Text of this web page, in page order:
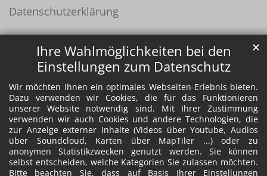
Ihre Wahlmöglichkeiten bei den
Einstellungen zum Datenschutz
Wir möchten Ihnen ein optimales Webseiten-Erlebnis bieten.
Dazu verwenden wir Cookies, die für das Funktionieren
unserer Website notwendig sind. Mit Ihrer Zustimmung
verwenden wir auch Cookies und andere Technologien, die
zur Anzeige externer Inhalte (Videos über Youtube, Audios
über Soundcloud, Karten über MapTiler ...) oder zu
anonymen Statistikzwecken genutzt werden. Sie können
selbst entscheiden, welche Kategorien Sie zulassen möchten.
Bitte beachten Sie, dass auf Basis Ihrer Einstellungen
✕
Datenschutzerklärung